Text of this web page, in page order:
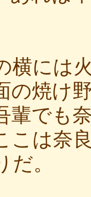
には
の焼け
輩でも
こは奈
。